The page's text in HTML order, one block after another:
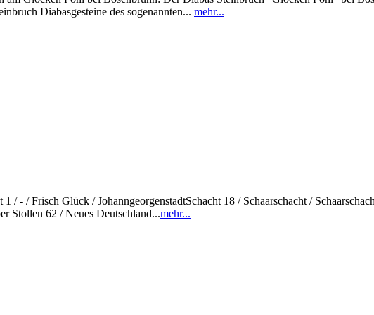
Diabasgesteine des sogenannten... mehr...
/ - / Frisch Glück / JohanngeorgenstadtSchacht 18 / Schaarschacht /
Stollen 62 / Neues Deutschland...mehr...